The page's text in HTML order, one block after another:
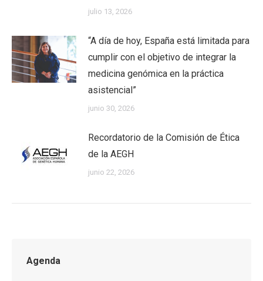
julio 13, 2026
“A día de hoy, España está limitada para
cumplir con el objetivo de integrar la
medicina genómica en la práctica
asistencial”
junio 30, 2026
Recordatorio de la Comisión de Ética
de la AEGH
junio 22, 2026
Agenda